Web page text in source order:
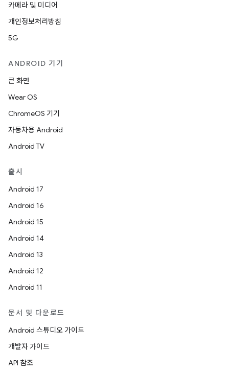
카메라 및 미디어
개인정보처리방침
5G
ANDROID 기기
큰 화면
Wear OS
ChromeOS 기기
자동차용 Android
Android TV
출시
Android 17
Android 16
Android 15
Android 14
Android 13
Android 12
Android 11
문서 및 다운로드
Android 스튜디오 가이드
개발자 가이드
API 참조